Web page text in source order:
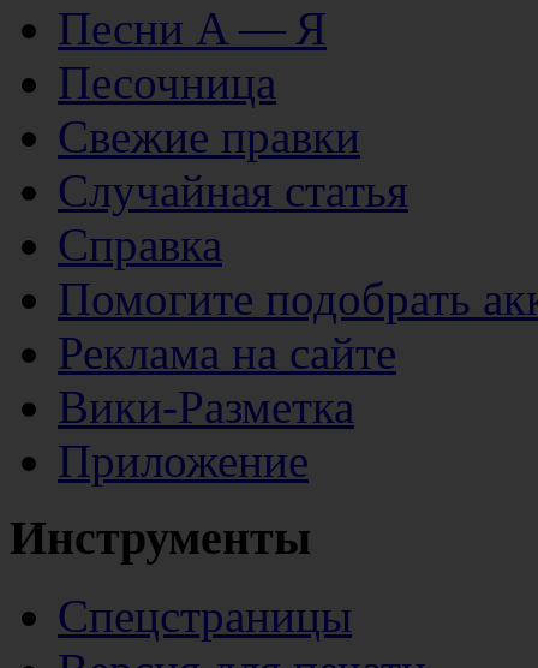
Песни А — Я
Песочница
Свежие правки
Случайная статья
Справка
Помогите подобрать
Реклама на сайте
Вики-Разметка
Приложение
Инструменты
Спецстраницы